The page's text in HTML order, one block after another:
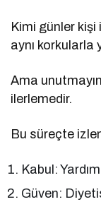
Kimi günler
aynı korkularla
Ama
ilerlemedir.
Bu süreçte
Kabul:
Güven: